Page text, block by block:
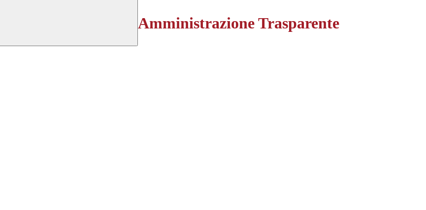
Amministrazione Trasparente